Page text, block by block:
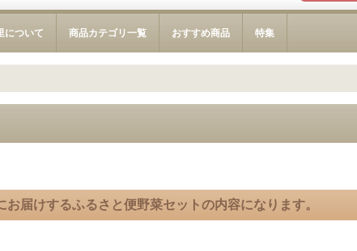
について 商品カテゴリ一覧 おすすめ商品 特集
届けするふるさと便野菜セットの内容になります。